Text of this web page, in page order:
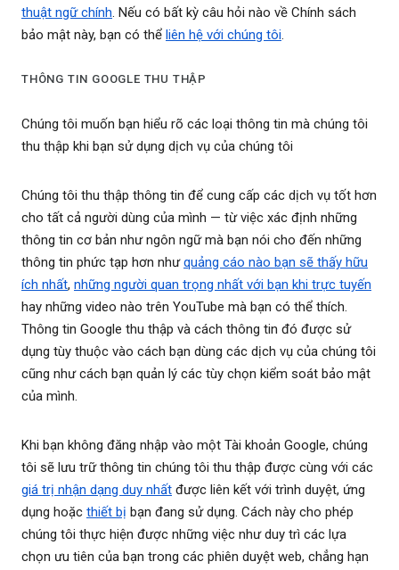
thuật ngữ chính. Nếu có bất kỳ câu hỏi nào về Chính sách
bảo mật này, bạn có thể liên hệ với chúng tôi.
THÔNG TIN GOOGLE THU THẬP
Chúng tôi muốn bạn hiểu rõ các loại thông tin mà chúng tôi
thu thập khi bạn sử dụng dịch vụ của chúng tôi
Chúng tôi thu thập thông tin để cung cấp các dịch vụ tốt hơn
cho tất cả người dùng của mình — từ việc xác định những
thông tin cơ bản như ngôn ngữ mà bạn nói cho đến những
thông tin phức tạp hơn nhưquảng cáo nào bạn sẽ thấy hữu
ích nhất, những người quan trọng nhất với bạn khi trực tuyến
hay những video nào trên YouTube mà bạn có thể thích.
Thông tin Google thu thập và cách thông tin đó được sử
dụng tùy thuộc vào cách bạn dùng các dịch vụ của chúng tôi
cũng như cách bạn quản lý các tùy chọn kiểm soát bảo mật
của mình.
Khi bạn không đăng nhập vào một Tài khoản Google, chúng
tôi sẽ lưu trữ thông tin chúng tôi thu thập được cùng với các
giá trị nhận dạng duy nhất được liên kết với trình duyệt, ứng
dụng hoặc thiết bị bạn đang sử dụng. Cách này cho phép
chúng tôi thực hiện được những việc như duy trì các lựa
chọn ưu tiên của bạn trong các phiên duyệt web, chẳng hạn